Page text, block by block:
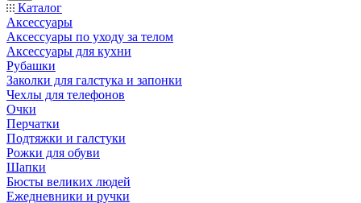
Каталог
Аксессуары
Аксессуары по уходу за телом
Аксессуары для кухни
Рубашки
Заколки для галстука и запонки
Чехлы для телефонов
Очки
Перчатки
Подтяжки и галстуки
Рожки для обуви
Шапки
Бюсты великих людей
Ежедневники и ручки